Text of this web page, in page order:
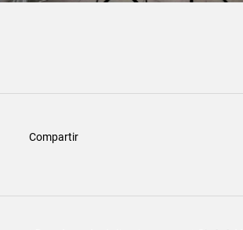
Compartir